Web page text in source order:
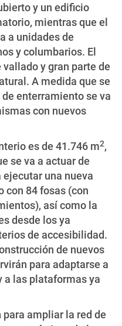
y un edificio
mientras que el
a unidades de
y columbarios. El
y gran parte de
A medida que se
enterramiento se va
con nuevos
es de 41.746 m2,
se va a actuar de
ejecutar una nueva
con 84 fosas (con
así como la
desde los ya
de accesibilidad.
de nuevos
para adaptarse a
a las plataformas ya
ampliar la red de